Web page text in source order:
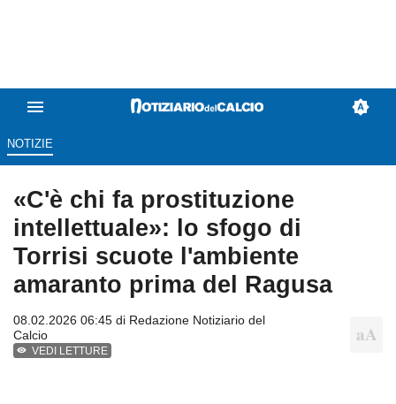
NOTIZIE
«C'è chi fa prostituzione
intellettuale»: lo sfogo di
Torrisi scuote l'ambiente
amaranto prima del Ragusa
08.02.2026 06:45 di Redazione Notiziario del
Calcio
VEDI LETTURE